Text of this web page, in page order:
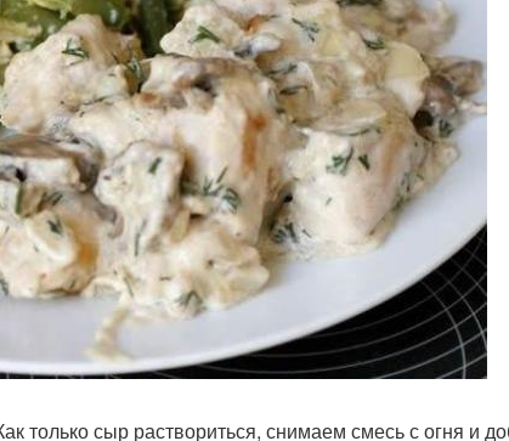
только сыр раствориться, снимаем смесь с огня и